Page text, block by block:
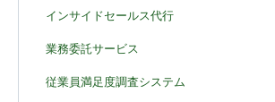
インサイドセールス代行
業務委託サービス
従業員満足度調査システム